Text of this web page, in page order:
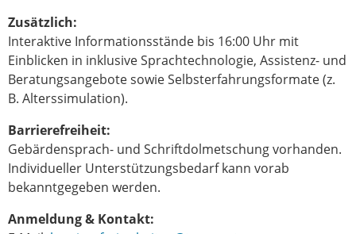
Zusätzlich:
Interaktive Informationsstände bis 16:00 Uhr mit
Einblicken in inklusive Sprachtechnologie, Assistenz- und
Beratungsangebote sowie Selbsterfahrungsformate (z.
B. Alterssimulation).
Barrierefreiheit:
Gebärdensprach- und Schriftdolmetschung vorhanden.
Individueller Unterstützungsbedarf kann vorab
bekanntgegeben werden.
Anmeldung & Kontakt: